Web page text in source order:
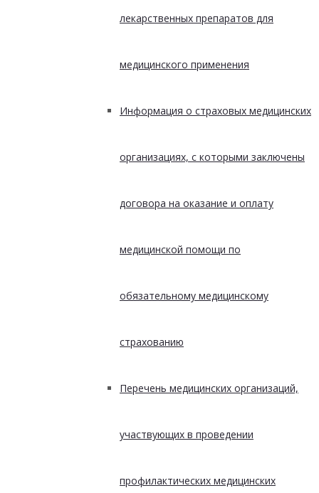
лекарственных препаратов для
медицинского применения
Информация о страховых медицинских
организациях, с которыми заключены
договора на оказание и оплату
медицинской помощи по
обязательному медицинскому
страхованию
Перечень медицинских организаций,
участвующих в проведении
профилактических медицинских